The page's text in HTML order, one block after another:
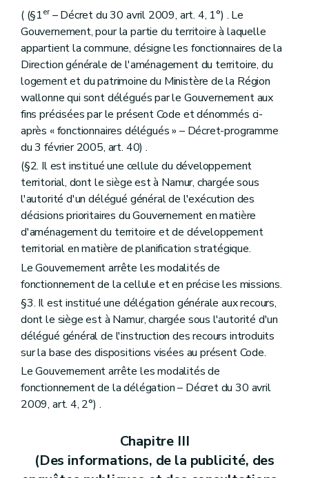
Art. 78
Art. 79
Chapitre III Des dispositions communes
Art. 80
Art. 81
Art. 82
Art. 83
Titre V Des permis et certificats d'urbanisme
Chapitre premier Du permis d'urbanisme
Section première Des actes et travaux soumis à permis d'urbanisme
Art. 84
Art. 85
Section 2 Des charges d'urbanisme (... – Décret du 30 avril 2009, art. 41 )
Section 3 De la péremption et de la prorogation du permis d'urbanisme
Art. 86
Section 4 Du permis d'urbanisme à durée limitée
Art. 87
Chapitre II (Du permis d'urbanisation et du permis d'urbanisme de constructions groupées – Décret du 30 avril 2009, art. 42)
Section première (Des actes soumis à permis d'urbanisation – Décret du 30 avril 2009, art. 43)
Art. 88
Section 2 Des actes soumis à permis d'urbanisme de constructions groupées – Décret du 30 avril 2009, art. 45)
Art. 89
Section 3 (Des actes non soumis à permis d'urbanisation – Décret du 30 avril 2009, art. 47)
Art. 90
Art. 91
Section 4 (Des effets du permis d'urbanisation et du permis d'urbanisme de constructions groupées – Décret du 30 avril 2009, art. 50)
Art. 92
Art. 93
Art. 94
Art. 95
Art. 96
(De la péremption du permis d'urbanisation et de la péremption ou de la prorogation du permis d'urbanisme de constructions groupées qui implique l'ouverture, la modification ou la suppression d'une voirie communale – Décret du 30 avril 2009, art. 56)
Art. 99
( (§1er– Décret du 30 avril 2009, art. 4, 1°) . Le
Gouvernement, pour la partie du territoire à laquelle
appartient la commune, désigne les fonctionnaires de la
Direction générale de l'aménagement du territoire, du
logement et du patrimoine du Ministère de la Région
wallonne qui sont délégués par le Gouvernement aux
fins précisées par le présent Code et dénommés ci-
après « fonctionnaires délégués » – Décret-programme
du 3 février 2005, art. 40) .
(§2. Il est institué une cellule du développement
territorial, dont le siège est à Namur, chargée sous
l'autorité d'un délégué général de l'exécution des
décisions prioritaires du Gouvernement en matière
d'aménagement du territoire et de développement
territorial en matière de planification stratégique.
Le Gouvernement arrête les modalités de
fonctionnement de la cellule et en précise les missions.
§3. Il est institué une délégation générale aux recours,
dont le siège est à Namur, chargée sous l'autorité d'un
délégué général de l'instruction des recours introduits
sur la base des dispositions visées au présent Code.
Le Gouvernement arrête les modalités de
fonctionnement de la délégation – Décret du 30 avril
2009, art. 4, 2°) .
Chapitre III
(Des informations, de la publicité, des